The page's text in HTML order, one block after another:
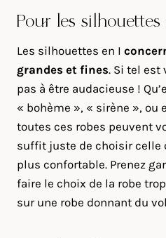
Pour les
Les silhouettes en I
grandes et fines. Si tel est
pas à être audacieuse !
« bohème », « sirène », ou
toutes ces robes peuvent
suffit juste de choisir celle
plus confortable. Prenez
faire le choix de la robe
sur une robe donnant du